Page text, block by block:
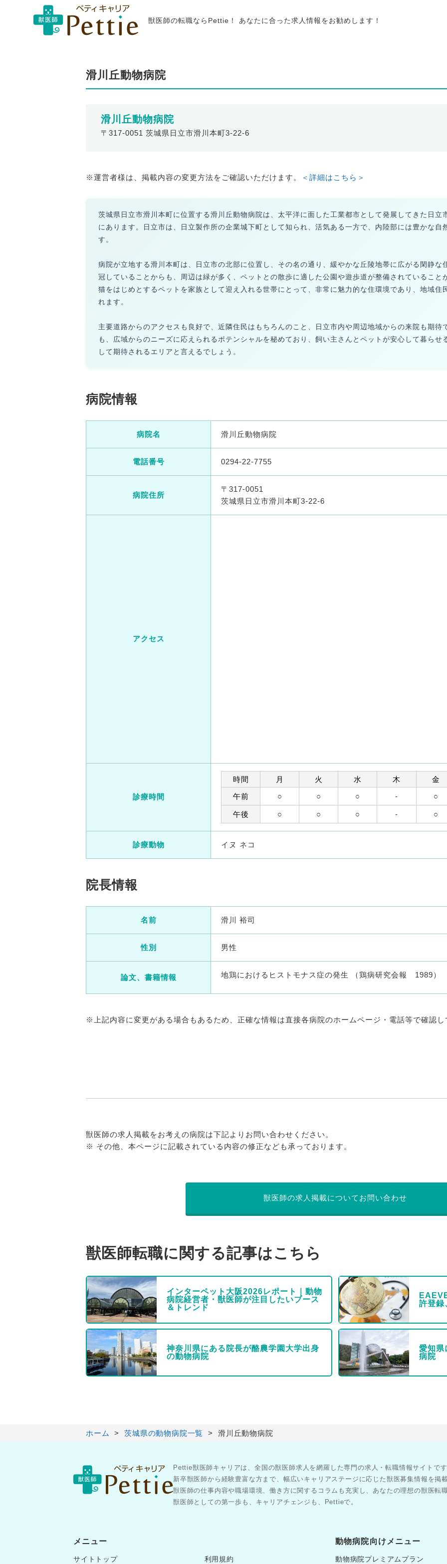
獣医師の転職ならPettie！ あなたに合った求人情報をお勧めします！
滑川丘動物病院
滑川丘動物病院
〒317-0051 茨城県日立市滑川本町3-22-6
※運営者様は、掲載内容の変更方法をご確認いただけます。 ＜詳細はこちら＞
茨城県日立市滑川本町に位置する滑川丘動物病院は、太平洋に面した工業都市として発展してきた日立
にあります。日立市は、日立製作所の企業城下町として知られ、活気ある一方で、内陸部には豊かな自
す。
病院が立地する滑川本町は、日立市の北部に位置し、その名の通り、緩やかな丘陵地帯に広がる閑静な
冠していることからも、周辺は緑が多く、ペットとの散歩に適した公園や遊歩道が整備されていること
猫をはじめとするペットを家族として迎え入れる世帯にとって、非常に魅力的な住環境であり、地域住
れます。
主要道路からのアクセスも良好で、近隣住民はもちろんのこと、日立市内や周辺地域からの来院も期待
も、広域からのニーズに応えられるポテンシャルを秘めており、飼い主さんとペットが安心して暮らせ
して期待されるエリアと言えるでしょう。
病院情報
病院名 滑川丘動物病院
電話番号 0294-22-7755
病院住所
〒317-0051
茨城県日立市滑川本町3-22-6
アクセス
診療時間
時間 月 火 水 木 金
午前
○ ○ ○ - ○
午後 ○ ○ ○ - ○
診療動物 イヌ ネコ
院長情報
名前 滑川 裕司
性別 男性
論文、書籍情報 地鶏におけるヒストモナス症の発生 （鶏病研究会報 1989）
※上記内容に変更がある場合もあるため、正確な情報は直接各病院のホームページ・電話等で確認し
獣医師の求人掲載をお考えの病院は下記よりお問い合わせください。
※ その他、本ページに記載されている内容の修正なども承っております。
獣医師の求人掲載についてお問い合わせ
獣医師転職に関する記事はこちら
インターペット大阪2026レポート｜動物
病院経営者・獣医師が注目したいブース
＆トレンド
許登録
神奈川県にある院長が酪農学園大学出身
の動物病院
愛知県
病院
ホーム 茨城県の動物病院一覧 滑川丘動物病院
Pettie獣医師キャリアは、全国の獣医師求人を網羅した専門の求人・転職情報サイトです
新卒獣医師から経験豊富な方まで、幅広いキャリアステージに応じた獣医募集情報を掲載
獣医師の仕事内容や職場環境、働き方に関するコラムも充実し、あなたの理想の獣医転
獣医師としての第一歩も、キャリアチェンジも、Pettieで。
メニュー
サイトトップ 利用規約
動物病院向けメニュー
動物病院プレミアムプラン